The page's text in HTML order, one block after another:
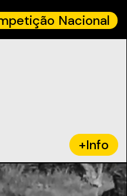
Nacional
+Info